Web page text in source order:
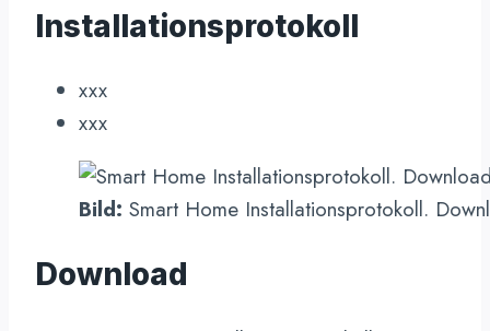
Installationsprotokoll
xxx
xxx
Bild: Smart Home Installationsprotokoll.
Download